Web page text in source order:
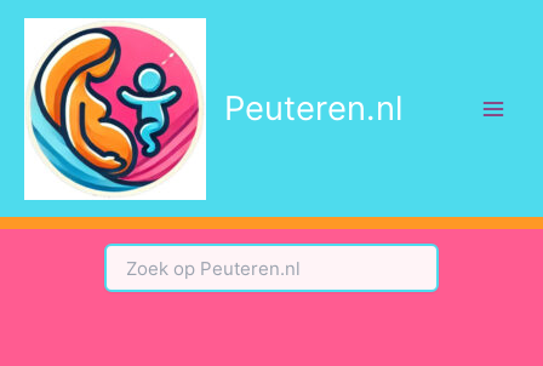
inhoud
Peuteren.nl